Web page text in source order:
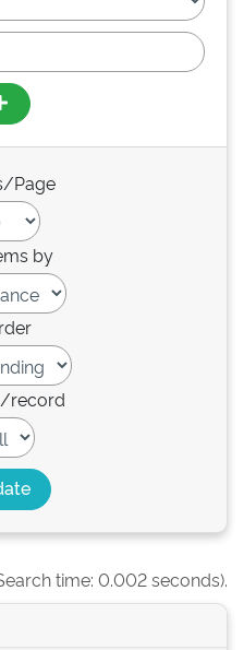
Page
by
record
time: 0.002 seconds).